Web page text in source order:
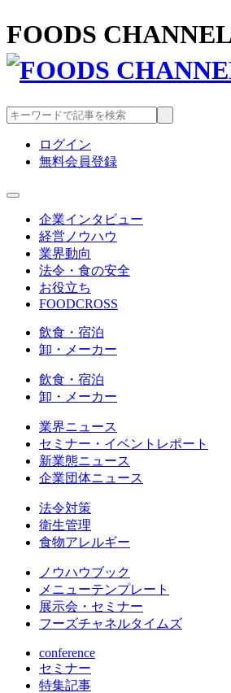
FOODS
ログイン
無料会員登録
企業インタビュー
経営ノウハウ
業界動向
法令・食の安全
お役立ち
FOODCROSS
飲食・宿泊
卸・メーカー
飲食・宿泊
卸・メーカー
業界ニュース
セミナー・イベントレポート
新業態ニュース
企業団体ニュース
法令対策
衛生管理
食物アレルギー
ノウハウブック
メニューテンプレート
展示会・セミナー
フーズチャネルタイムズ
conference
セミナー
特集記事